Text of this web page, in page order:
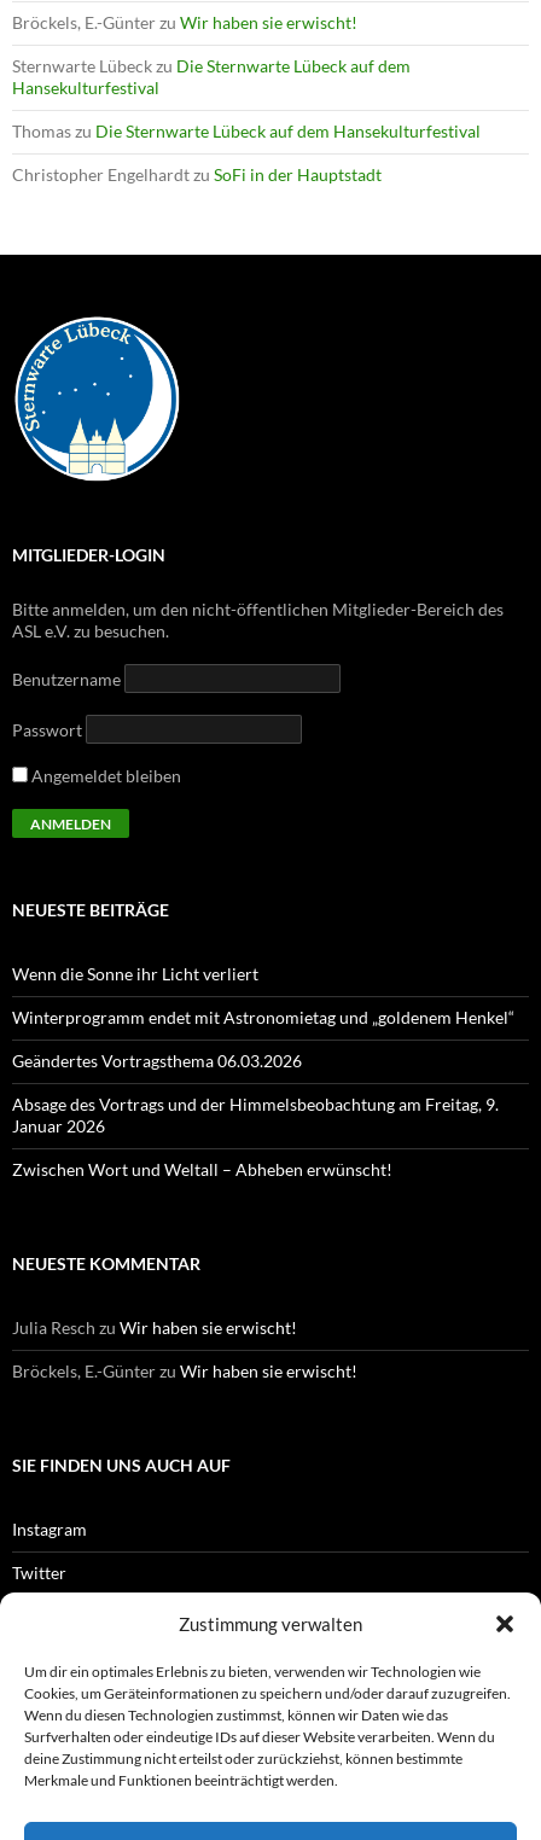
Zustimmung verwalten
Um dir ein optimales Erlebnis zu bieten, verwenden wir Technologien wie
Cookies, um Geräteinformationen zu speichern und/oder darauf zuzugreifen.
Wenn du diesen Technologien zustimmst, können wir Daten wie das
Surfverhalten oder eindeutige IDs auf dieser Website verarbeiten. Wenn du
deine Zustimmung nicht erteilst oder zurückziehst, können bestimmte
Merkmale und Funktionen beeinträchtigt werden.
Bröckels, E.-Günterzu Wir haben sie erwischt!
Sternwarte Lübeckzu Die Sternwarte Lübeck auf dem
Hansekulturfestival
Thomaszu Die Sternwarte Lübeck auf dem Hansekulturfestival
Christopher Engelhardtzu SoFi in der Hauptstadt
MITGLIEDER-LOGIN
Bitte anmelden, um den nicht-öffentlichen Mitglieder-Bereich des
ASL e.V. zu besuchen.
Benutzername
Passwort
Angemeldet bleiben
NEUESTE BEITRÄGE
Wenn die Sonne ihr Licht verliert
Winterprogramm endet mit Astronomietag und „goldenem Henkel“
Geändertes Vortragsthema 06.03.2026
Absage des Vortrags und der Himmelsbeobachtung am Freitag, 9.
Januar 2026
Zwischen Wort und Weltall – Abheben erwünscht!
NEUESTE KOMMENTAR
Julia Resch zu Wir haben sie erwischt!
Bröckels, E.-Günterzu Wir haben sie erwischt!
SIE FINDEN UNS AUCH AUF
Instagram
Twitter
OFFIZIELLES
Impressum